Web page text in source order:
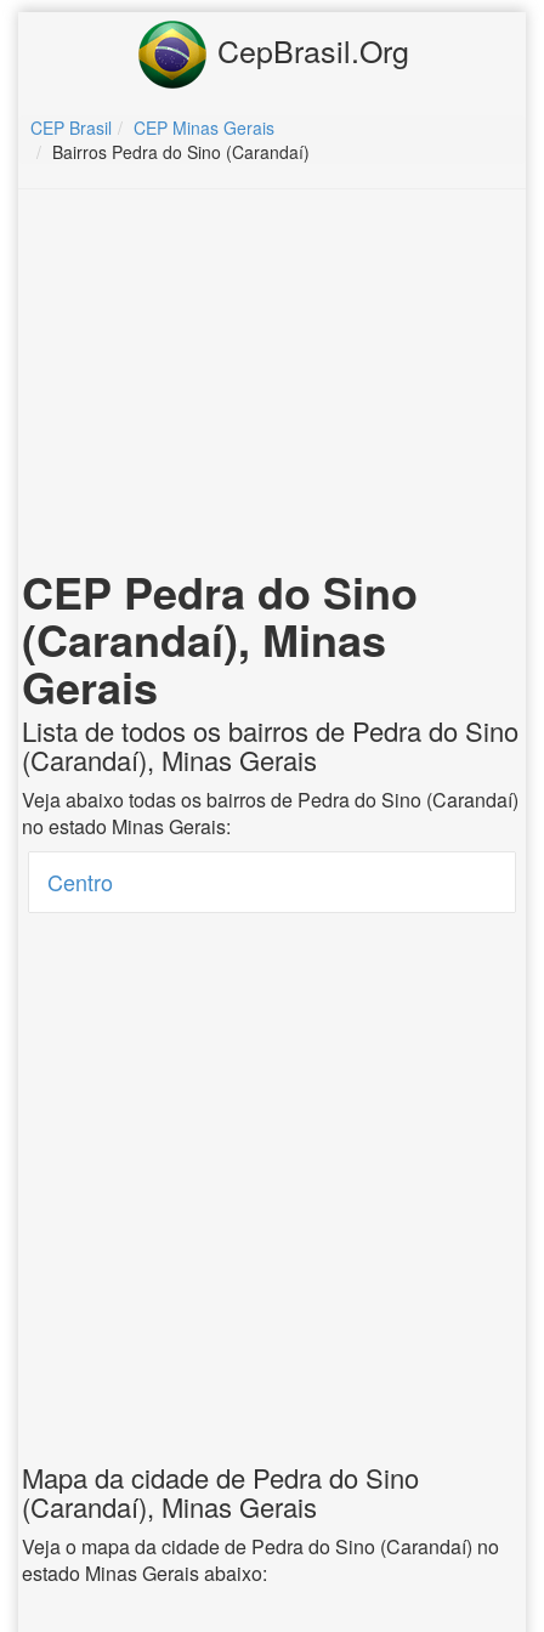
CepBrasil.Org
CEP Brasil
CEP Minas Gerais
Bairros Pedra do Sino (Carandaí)
CEP Pedra do Sino
(Carandaí), Minas
Gerais
Lista de todos os bairros de Pedra do Sino
(Carandaí), Minas Gerais
Veja abaixo todas os bairros de Pedra do Sino (Carandaí)
no estado Minas Gerais:
Centro
Mapa da cidade de Pedra do Sino
(Carandaí), Minas Gerais
Veja o mapa da cidade de Pedra do Sino (Carandaí) no
estado Minas Gerais abaixo: